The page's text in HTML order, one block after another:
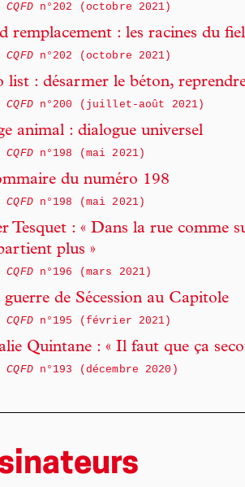
CQFDn°202 (octobre 2021)
remplacement : les racines du fiel
CQFDn°202 (octobre 2021)
list : désarmer le béton,
CQFDn°200 (juillet-août 2021)
animal : dialogue universel
CQFDn°198 (mai 2021)
du numéro 198
CQFDn°198 (mai 2021)
Tesquet : « Dans la rue comme
plus »
CQFDn°196 (mars 2021)
de Sécession au Capitole
CQFDn°195 (février 2021)
Quintane : « Il faut que ça
CQFDn°193 (décembre 2020)